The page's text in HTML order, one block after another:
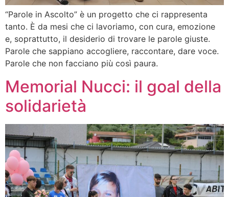
“Parole in Ascolto” è un progetto che ci rappresenta
tanto. È da mesi che ci lavoriamo, con cura, emozione
e, soprattutto, il desiderio di trovare le parole giuste.
Parole che sappiano accogliere, raccontare, dare voce.
Parole che non facciano più così paura.
Memorial Nucci: il goal della
solidarietà